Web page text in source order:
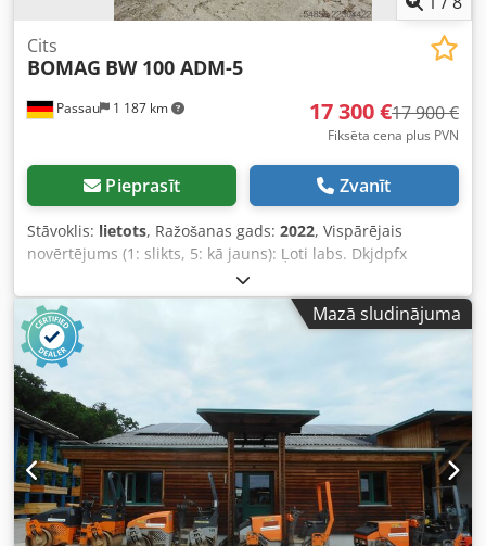
Passau 1 187 km
Cits
BOMAG BW 100 ADM-5
17 300 €17 900 €
Fiksēta cena plus PVN
Pieprasīt Zvanīt
Stāvoklis: lietots, Ražošanas gads: 2022, Vispārējais
novērtējums (1: slikts, 5: kā jauns): Ļoti labs. Dkjdpfx
Aiszkzzhoasr ---- UVV – jauns!
Mazā sludinājuma